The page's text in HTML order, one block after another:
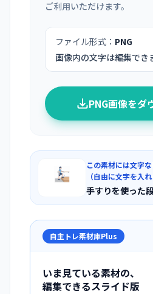
ご利用いただけます。
ファイル形式： PNG
画像内の文字は編集でき
PNG画像をダ
この素材には文字
（自由に文字を入
手すりを使った
自主トレ素材庫Plus
いま見ている素材の、
編集できるスライド版